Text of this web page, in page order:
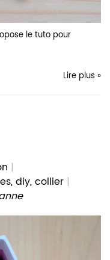
le tuto pour
Lire plus »
,diy,collier